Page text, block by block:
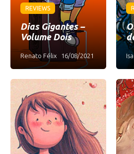
REVIEWS
Dias Gigantes –
Volume Dois
Renato Félix 16/08/2021